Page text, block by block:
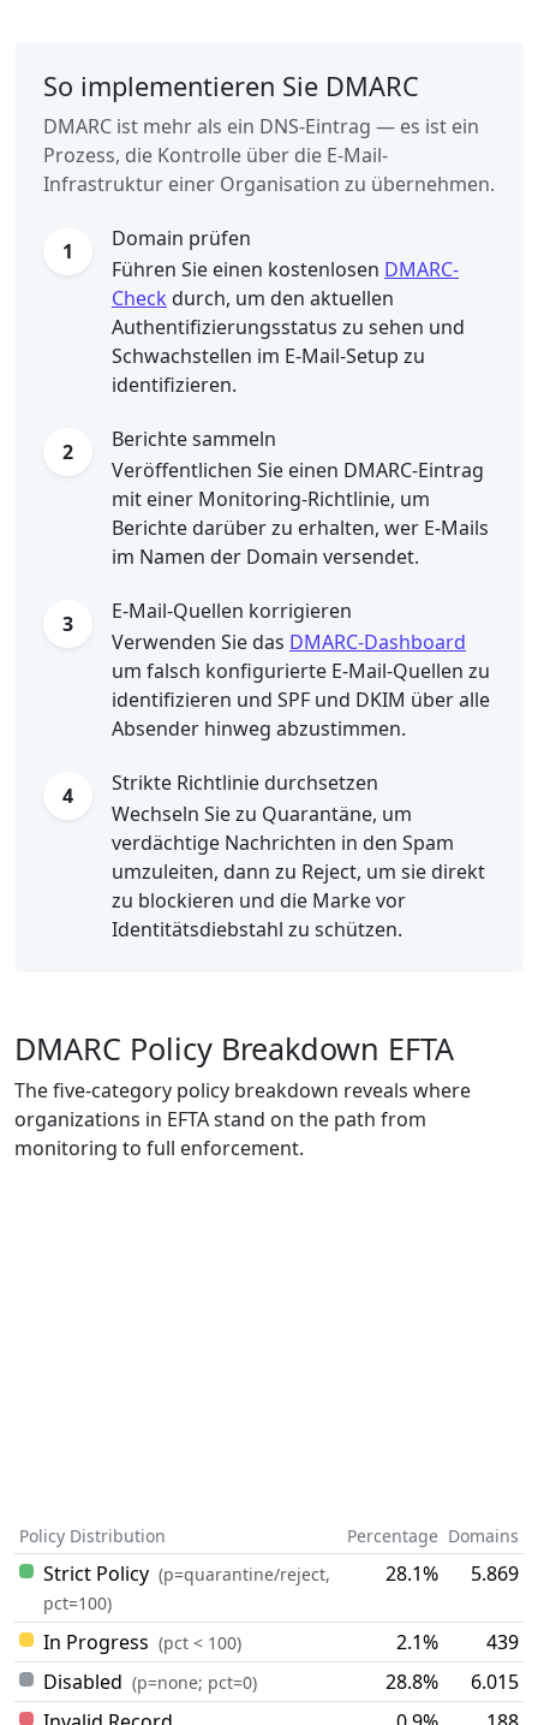
So implementieren Sie DMARC
DMARC ist mehr als ein DNS-Eintrag — es ist ein
Prozess, die Kontrolle über die E-Mail-
Infrastruktur einer Organisation zu übernehmen.
1
Domain prüfen
Führen Sie einen kostenlosen DMARC-
Check durch, um den aktuellen
Authentifizierungsstatus zu sehen und
Schwachstellen im E-Mail-Setup zu
identifizieren.
2
Berichte sammeln
Veröffentlichen Sie einen DMARC-Eintrag
mit einer Monitoring-Richtlinie, um
Berichte darüber zu erhalten, wer E-Mails
im Namen der Domain versendet.
3
E-Mail-Quellen korrigieren
Verwenden Sie das DMARC-Dashboard
um falsch konfigurierte E-Mail-Quellen zu
identifizieren und SPF und DKIM über alle
Absender hinweg abzustimmen.
4
Strikte Richtlinie durchsetzen
Wechseln Sie zu Quarantäne, um
verdächtige Nachrichten in den Spam
umzuleiten, dann zu Reject, um sie direkt
zu blockieren und die Marke vor
Identitätsdiebstahl zu schützen.
DMARC Policy Breakdown EFTA
The five-category policy breakdown reveals where
organizations in EFTA stand on the path from
monitoring to full enforcement.
Policy Distribution Percentage Domains
Strict Policy (p=quarantine/reject,
pct=100)
28.1% 5.869
In Progress (pct < 100) 2.1%
439
Disabled (p=none; pct=0) 28.8%
6.015